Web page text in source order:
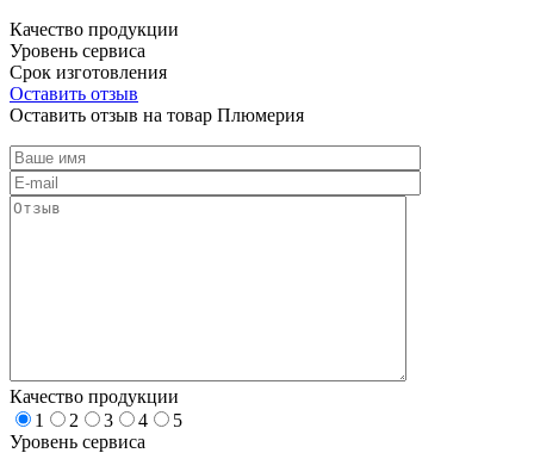
Качество продукции
Уровень сервиса
Срок изготовления
Оставить отзыв
Оставить отзыв на товар Плюмерия
Качество продукции
1
2 3 4
5
Уровень сервиса